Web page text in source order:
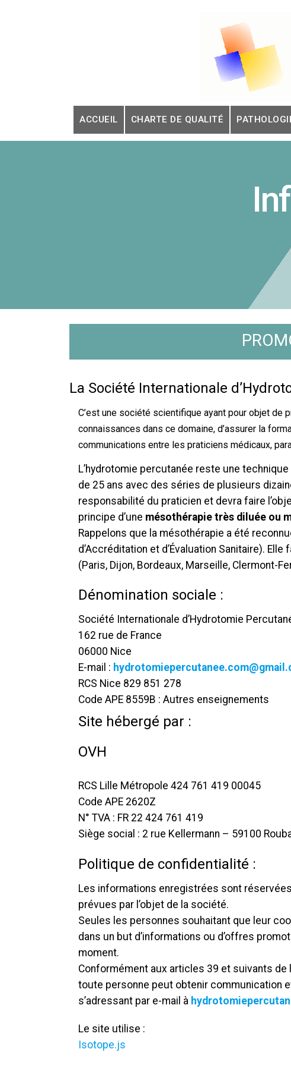
ACCUEIL CHARTE DE QUALITÉ
La Société Internationale
C’est une société scientifique ayant pour objet
connaissances dans ce domaine, d’assurer la
communications entre les praticiens médicaux,
L’hydrotomie percutanée reste une
de 25 ans avec des séries de plusieurs
responsabilité du praticien et devra faire
principe d’une mésothérapie très diluée ou
Rappelons que la mésothérapie a été
d’Accréditation et d’Évaluation Sanitaire).
(Paris, Dijon, Bordeaux, Marseille, Clermont-
Dénomination sociale :
Société Internationale d’Hydrotomie
162 rue de France
06000 Nice
E-mail :
RCS Nice 829 851 278
Code APE 8559B : Autres enseignements
Site hébergé par :
OVH
RCS Lille Métropole 424 761 419 00045
Code APE 2620Z
N° TVA : FR 22 424 761 419
Siège social : 2 rue Kellermann – 59100
Politique de confidentialité :
Les informations enregistrées sont réservées
prévues par l’objet de la société.
Seules les personnes souhaitant que leur
dans un but d’informations ou d’offres
moment.
Conformément aux articles 39 et suivants de
toute personne peut obtenir communication
s’adressant par e-mail à
Le site utilise :
Isotope.js